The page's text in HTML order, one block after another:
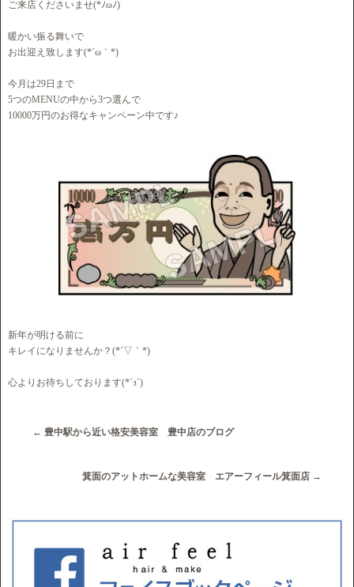
ご来店くださいませ(*ﾉωﾉ)
暖かい振る舞いで
お出迎え致します(*´ω｀*)
今月は29日まで
5つのMENUの中から3つ選んで
10000万円のお得なキャンペーン中です♪
新年が明ける前に
キレイになりませんか？(*´▽｀*)
心よりお待ちしております(*´з`)
← 豊中駅から近い格安美容室 豊中店のブログ
箕面のアットホームな美容室 エアーフィール箕面店 →